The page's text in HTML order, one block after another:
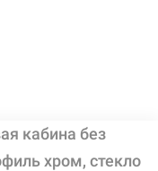
кабина без
хром, стекло